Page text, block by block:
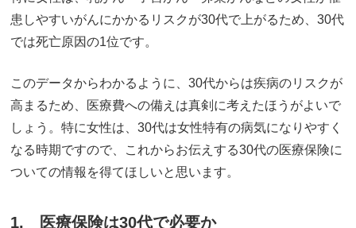
患しやすいがんにかかるリスクが30代で上がるため、30代
では死亡原因の1位です。
このデータからわかるように、30代からは疾病のリスクが
高まるため、医療費への備えは真剣に考えたほうがよいで
しょう。特に女性は、30代は女性特有の病気になりやすく
なる時期ですので、これからお伝えする30代の医療保険に
ついての情報を得てほしいと思います。
1. 医療保険は30代で必要か